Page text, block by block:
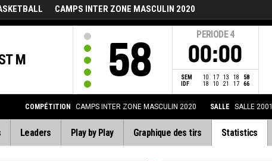
CAMPS INTER ZONE MASCULIN 2020
M 58
PERIODE 4
00:00
SEM 10 17 13 18
58
IDF
18 10 21 17 66
COMPÉTITION CAMPS INTER ZONE MASCULIN 2020 SALLE SALLE 2001
Leaders Play by Play Graphique des tirs Statistics